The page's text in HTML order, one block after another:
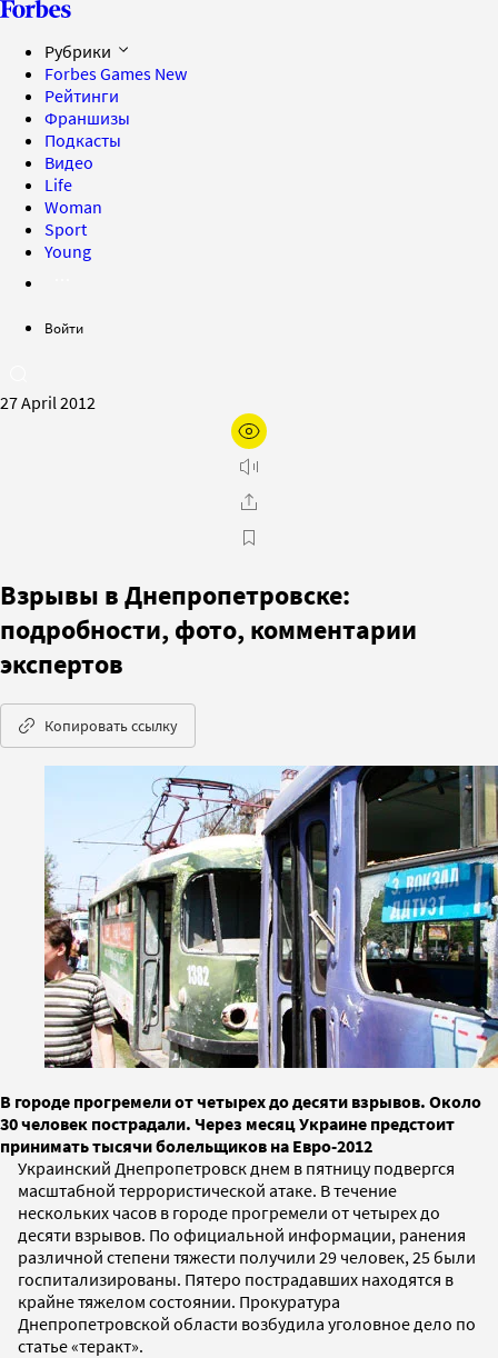
Рубрики
Forbes Games New
Рейтинги
Франшизы
Подкасты
Видео
Life
Woman
Sport
Young
Войти
27 April 2012
Взрывы в Днепропетровске:
подробности, фото, комментарии
экспертов
Копировать ссылку
В городе прогремели от четырех до десяти взрывов. Около
30 человек пострадали. Через месяц Украине предстоит
принимать тысячи болельщиков на Евро-2012
Украинский Днепропетровск днем в пятницу подвергся
масштабной террористической атаке. В течение
нескольких часов в городе прогремели от четырех до
десяти взрывов. По официальной информации, ранения
различной степени тяжести получили 29 человек, 25 были
госпитализированы. Пятеро пострадавших находятся в
крайне тяжелом состоянии. Прокуратура
Днепропетровской области возбудила уголовное дело по
статье «теракт».